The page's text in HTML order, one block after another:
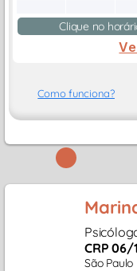
Clique no
Como funciona?
CRP 06/
São Paulo